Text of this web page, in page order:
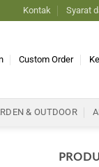
Kontak Syarat
Custom Order
& OUTDOOR